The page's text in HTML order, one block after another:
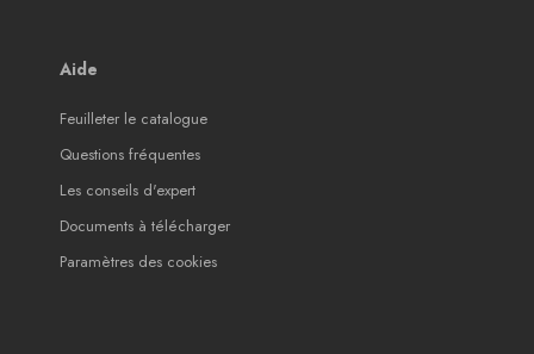
Aide
Feuilleter le catalogue
Questions fréquentes
Les conseils d'expert
Documents à télécharger
Paramètres des cookies